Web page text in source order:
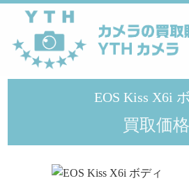
YTHカメラ >
EOS Kiss X6i
買取価格